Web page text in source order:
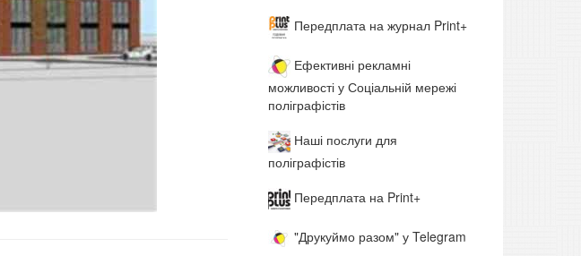
Передплата на журнал Print+
Ефективні рекламні
можливості у Соціальній мережі
поліграфістів
Наші послуги для
поліграфістів
Передплата на Print+
"Друкуймо разом" у Telegram